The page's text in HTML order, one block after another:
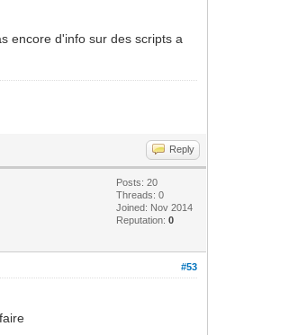
encore d'info sur des scripts a
Reply
Posts: 20
Threads: 0
Joined: Nov 2014
Reputation:0
#53